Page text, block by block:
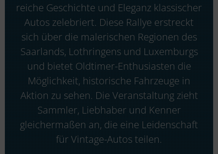
reiche Geschichte und Eleganz klassischer
Autos zelebriert. Diese Rallye erstreckt
sich über die malerischen Regionen des
Saarlands, Lothringens und Luxemburgs
und bietet Oldtimer-Enthusiasten die
Möglichkeit, historische Fahrzeuge in
Aktion zu sehen. Die Veranstaltung zieht
Sammler, Liebhaber und Kenner
gleichermaßen an, die eine Leidenschaft
für Vintage-Autos teilen.